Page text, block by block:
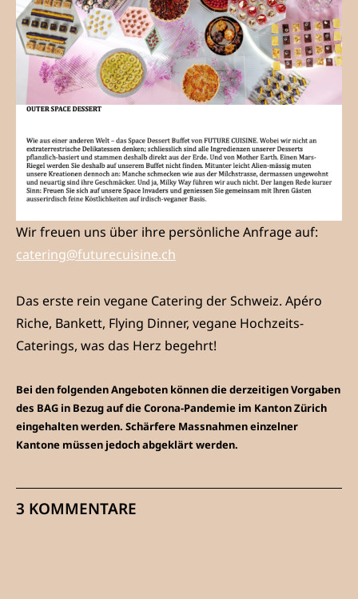
Wir freuen uns über ihre persönliche Anfrage auf:
catering@futurecuisine.ch
Das erste rein vegane Catering der Schweiz. Apéro
Riche, Bankett, Flying Dinner, vegane Hochzeits-
Caterings, was das Herz begehrt!
Bei den folgenden Angeboten können die derzeitigen Vorgaben
des BAG in Bezug auf die Corona-Pandemie im Kanton Zürich
eingehalten werden. Schärfere Massnahmen einzelner
Kantone müssen jedoch abgeklärt werden.
3 KOMMENTARE